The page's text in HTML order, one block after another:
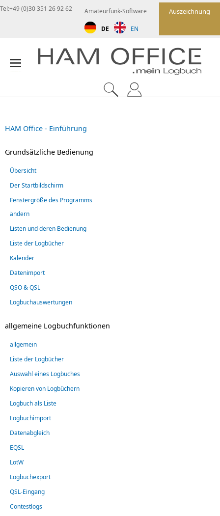
Auszeichnung
Amateurfunk-Software
DE EN
Tel:+49 (0)30 351 26 92 62
HAM Office - Einführung
Grundsätzliche Bedienung
Übersicht
Der Startbildschirm
Fenstergröße des Programms
ändern
Listen und deren Bedienung
Liste der Logbücher
Kalender
Datenimport
QSO & QSL
Logbuchauswertungen
allgemeine Logbuchfunktionen
allgemein
Liste der Logbücher
Auswahl eines Logbuches
Kopieren von Logbüchern
Logbuch als Liste
Logbuchimport
Datenabgleich
EQSL
LotW
Logbuchexport
QSL-Eingang
Contestlogs